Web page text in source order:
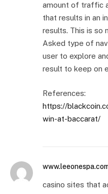
amount of traffic
that results in an
results. This is so
Asked type of
user to explore
result to keep on
References:
https://
win-at-baccarat/
casino sites that